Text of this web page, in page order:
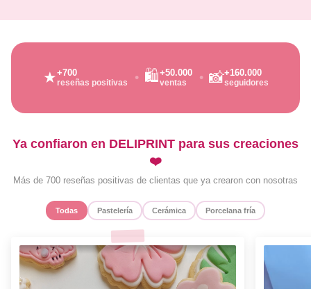
★+700
reseñas positivas 🛍️+50.000
ventas 📸+160.000
seguidores
Ya confiaron en DELIPRINT para sus creaciones
❤️
Más de 700 reseñas positivas de clientas que ya crearon con nosotras
Todas Pastelería Cerámica Porcelana fría